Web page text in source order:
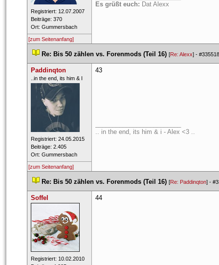
Registriert: 12.07.2007
Beiträge: 370
Ort: Gummersbach
Es grüßt euch: Dat Alexx
[zum Seitenanfang]
Re: Bis 50 zählen vs. Forenmods (Teil 16) [Re: Alexx] -
Paddinqton
​..in the end, its him & I
Registriert: 24.05.2015
Beiträge: 2.405
Ort: Gummersbach
43
.. in the end, its him & i - Alex <3 ..
[zum Seitenanfang]
Re: Bis 50 zählen vs. Forenmods (Teil 16) [Re: Paddinqton] -
Soffel
Registriert: 10.02.2010
44